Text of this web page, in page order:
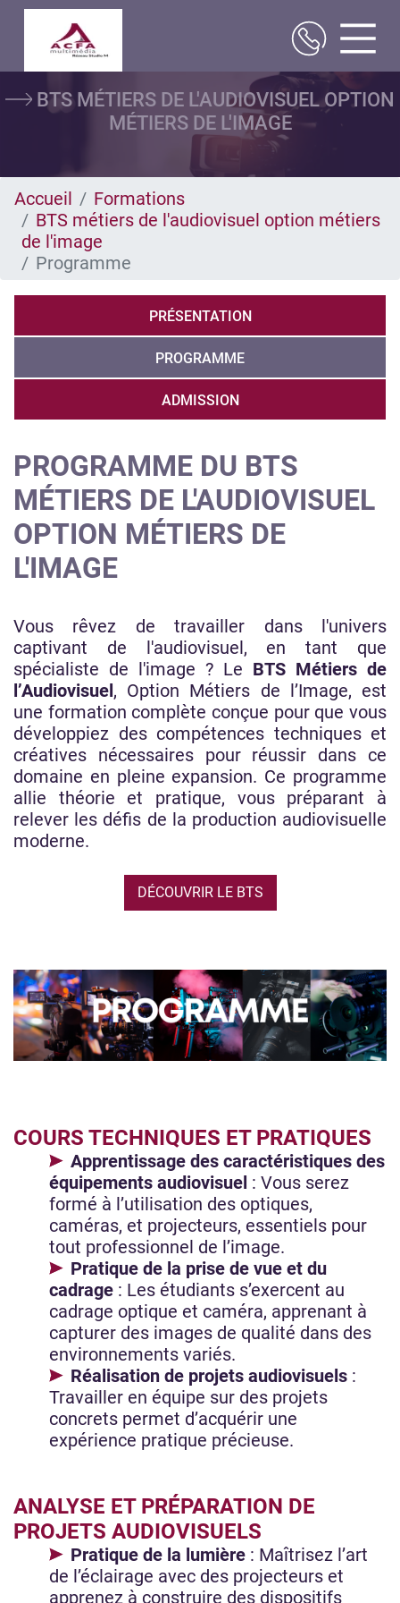
au
contenu
BTS MÉTIERS DE L'AUDIOVISUEL OPTION
MÉTIERS DE L'IMAGE
Accueil
Formations
BTS métiers de l'audiovisuel option métiers
de l'image
Programme
PRÉSENTATION
PROGRAMME
ADMISSION
PROGRAMME DU BTS
MÉTIERS DE L'AUDIOVISUEL
OPTION MÉTIERS DE
L'IMAGE
Vous rêvez de travailler dans l'univers
captivant de l'audiovisuel, en tant que
spécialiste de l'image ? Le BTS Métiers de
l’Audiovisuel, Option Métiers de l’Image, est
une formation complète conçue pour que vous
développiez des compétences techniques et
créatives nécessaires pour réussir dans ce
domaine en pleine expansion. Ce programme
allie théorie et pratique, vous préparant à
relever les défis de la production audiovisuelle
moderne.
DÉCOUVRIR LE BTS
COURS TECHNIQUES ET PRATIQUES
Apprentissage des caractéristiques des
équipements audiovisuel : Vous serez
formé à l’utilisation des optiques,
caméras, et projecteurs, essentiels pour
tout professionnel de l’image.
Pratique de la prise de vue et du
cadrage : Les étudiants s’exercent au
cadrage optique et caméra, apprenant à
capturer des images de qualité dans des
environnements variés.
Réalisation de projets audiovisuels :
Travailler en équipe sur des projets
concrets permet d’acquérir une
expérience pratique précieuse.
ANALYSE ET PRÉPARATION DE
PROJETS AUDIOVISUELS
Pratique de la lumière : Maîtrisez l’art
de l’éclairage avec des projecteurs et
apprenez à construire des dispositifs